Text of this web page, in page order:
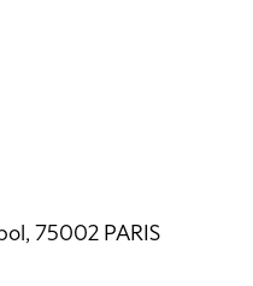
75002 PARIS